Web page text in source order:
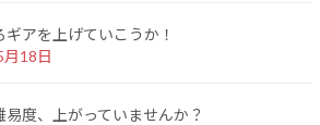
ギアを上げていこうか！
18日
易度、上がっていませんか？